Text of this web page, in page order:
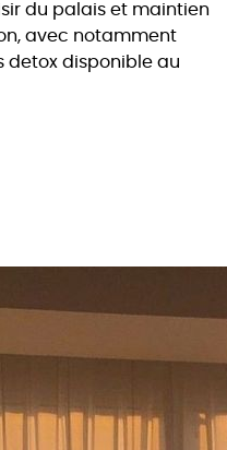
du palais et maintien
avec notamment
detox disponible au